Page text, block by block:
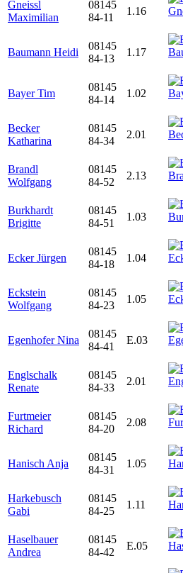
Gneissl
Maximilian
08145
84-11
1.16
Baumann Heidi
08145
84-13
1.17
Bayer Tim
08145
84-14
1.02
Becker
Katharina
08145
84-34
2.01
Brandl
Wolfgang
08145
84-52
2.13
Burkhardt
Brigitte
08145
84-51
1.03
Ecker Jürgen
08145
84-18
1.04
Eckstein
Wolfgang
08145
84-23
1.05
Egenhofer Nina
08145
84-41
E.03
Englschalk
Renate
08145
84-33
2.01
Furtmeier
Richard
08145
84-20
2.08
Hanisch Anja
08145
84-31
1.05
Harkebusch
Gabi
08145
84-25
1.11
Haselbauer
Andrea
08145
84-42
E.05